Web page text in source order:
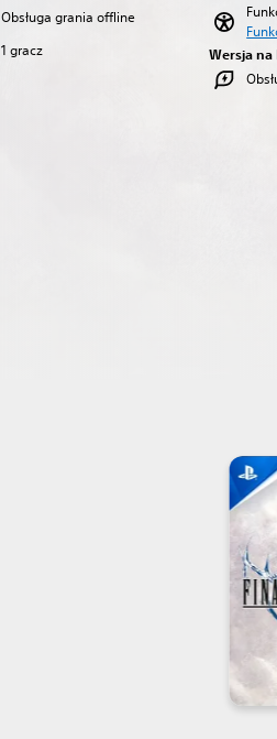
Obsługa grania offline
1 gracz
Wersja na